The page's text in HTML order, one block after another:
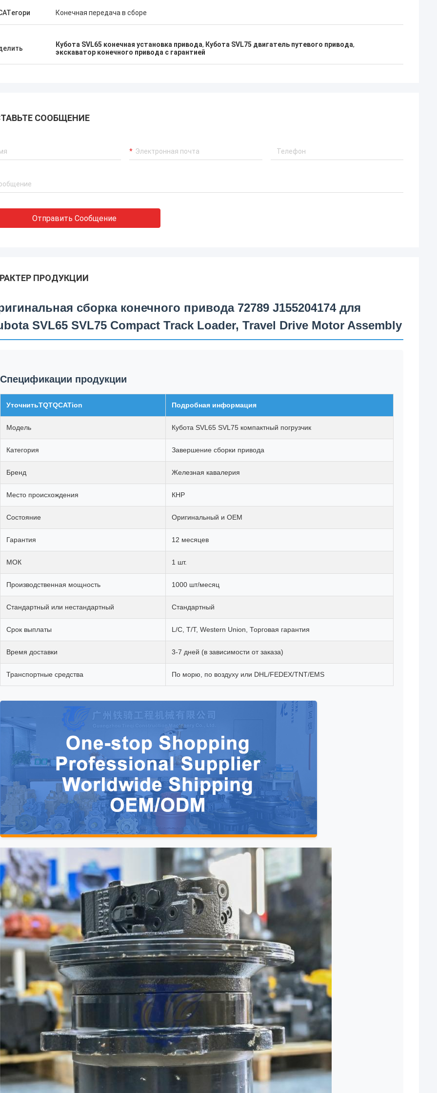
Конечная передача в сборе
Кубота SVL65 конечная установка привода, Кубота SVL75 двигатель путевого привода,
экскаватор конечного привода с гарантией
СООБЩЕНИЕ
Отправить Сообщение
ПРОДУКЦИИ
сборка конечного привода 72789 J155204174 для
SVL65 SVL75 Compact Track Loader, Travel Drive Motor Assembly
Спецификации продукции
УточнитьTQTQCATion Подробная информация
Модель Кубота SVL65 SVL75 компактный погрузчик
Категория Завершение сборки привода
Бренд Железная кавалерия
Место происхождения КНР
Состояние Оригинальный и OEM
Гарантия 12 месяцев
МОК 1 шт.
Производственная мощность 1000 шт/месяц
Стандартный или нестандартный Стандартный
Срок выплаты L/C, T/T, Western Union, Торговая гарантия
Время доставки 3-7 дней (в зависимости от заказа)
Транспортные средства По морю, по воздуху или DHL/FEDEX/TNT/EMS